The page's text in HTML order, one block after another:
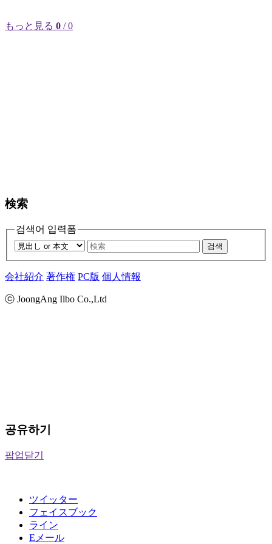
もっと見る 0 / 0
検索
검색어 입력폼
검색
会社紹介 著作権 PC版 個人情報
ⓒ JoongAng Ilbo Co.,Ltd
공유하기
팝업닫기
ツイッター
フェイスブック
ライン
Eメール